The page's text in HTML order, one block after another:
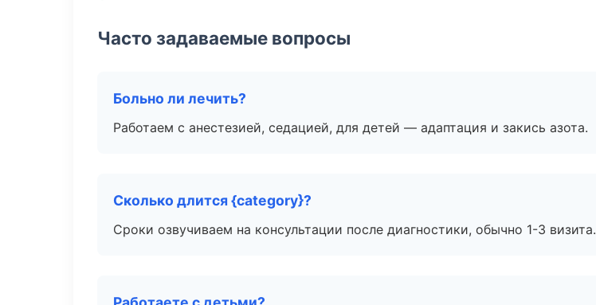
Часто задаваемые вопросы
Больно ли лечить?
Работаем с анестезией, седацией, для детей — адаптация и закись азота.
Сколько длится {category}?
Сроки озвучиваем на консультации после диагностики, обычно 1-3 визита.